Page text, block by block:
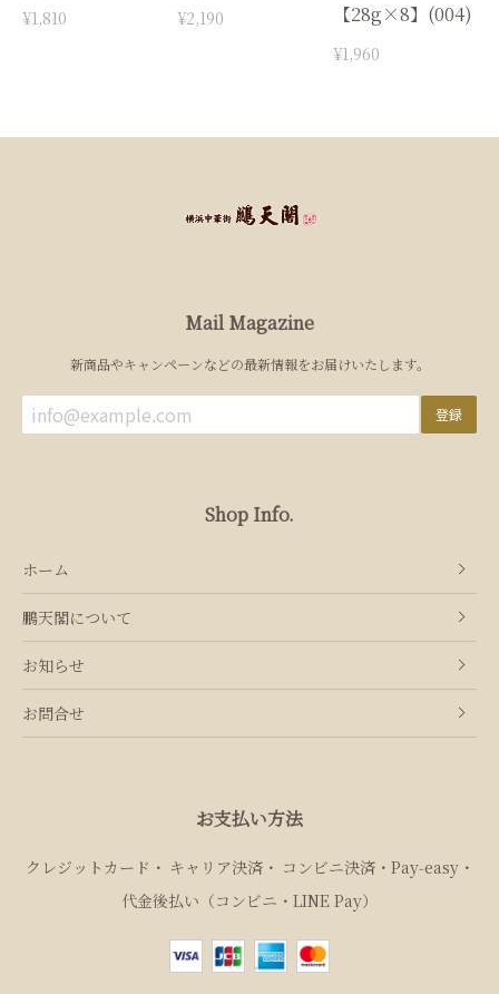
¥1,810 ¥2,190
【28g×8】(004)
¥1,960
Mail Magazine
新商品やキャンペーンなどの最新情報をお届けいたします。
登録
Shop Info.
ホーム
鵬天閣について
お知らせ
お問合せ
お支払い方法
クレジットカード キャリア決済
コンビニ決済・Pay‑easy
代金後払い（コンビニ・LINE Pay）